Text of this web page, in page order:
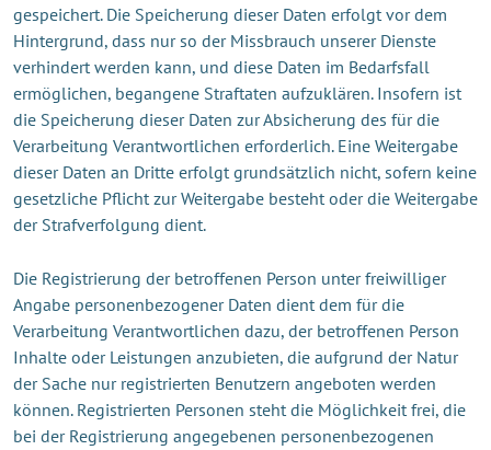
gespeichert. Die Speicherung dieser Daten erfolgt vor dem
Hintergrund, dass nur so der Missbrauch unserer Dienste
verhindert werden kann, und diese Daten im Bedarfsfall
ermöglichen, begangene Straftaten aufzuklären. Insofern ist
die Speicherung dieser Daten zur Absicherung des für die
Verarbeitung Verantwortlichen erforderlich. Eine Weitergabe
dieser Daten an Dritte erfolgt grundsätzlich nicht, sofern keine
gesetzliche Pflicht zur Weitergabe besteht oder die Weitergabe
der Strafverfolgung dient.
Die Registrierung der betroffenen Person unter freiwilliger
Angabe personenbezogener Daten dient dem für die
Verarbeitung Verantwortlichen dazu, der betroffenen Person
Inhalte oder Leistungen anzubieten, die aufgrund der Natur
der Sache nur registrierten Benutzern angeboten werden
können. Registrierten Personen steht die Möglichkeit frei, die
bei der Registrierung angegebenen personenbezogenen